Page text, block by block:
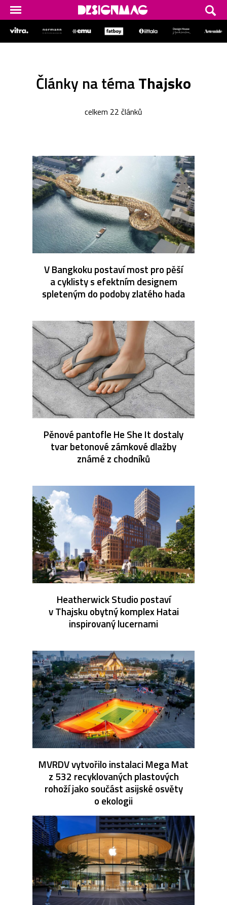
Články na témaThajsko
celkem 22 článků
V Bangkoku postaví most pro pěší
a cyklisty s efektním designem
spleteným do podoby zlatého hada
Pěnové pantofle He She It dostaly
tvar betonové zámkové dlažby
známé z chodníků
Heatherwick Studio postaví
v Thajsku obytný komplex Hatai
inspirovaný lucernami
MVRDV vytvořilo instalaci Mega Mat
z 532 recyklovaných plastových
rohoží jako součást asijské osvěty
o ekologii